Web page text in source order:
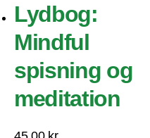
Lydbog:
Mindful
spisning og
meditation